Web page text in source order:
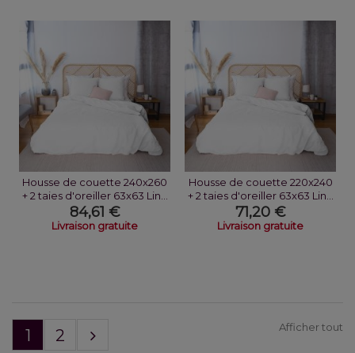
Housse de couette 240x260
+ 2 taies d'oreiller 63x63 Lin...
84,61 €
Livraison gratuite
Housse de couette 220x240
+ 2 taies d'oreiller 63x63 Lin...
71,20 €
Livraison gratuite
Afficher tout
1 2